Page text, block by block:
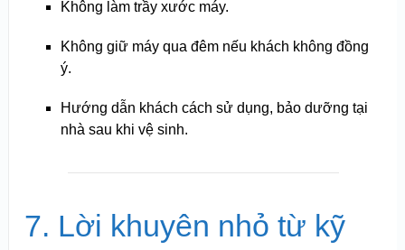
Không làm trầy xước máy.
Không giữ máy qua đêm nếu khách không đồng
ý.
Hướng dẫn khách cách sử dụng, bảo dưỡng tại
nhà sau khi vệ sinh.
7. Lời khuyên nhỏ từ kỹ